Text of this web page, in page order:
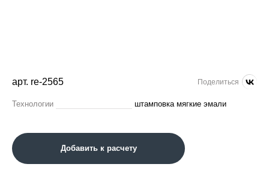
арт. re-2565 Поделиться
Технологии штамповка мягкие эмали
Добавить к расчету